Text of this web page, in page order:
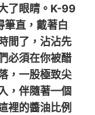
了眼睛。K-99
筆直，戴著白
間了，沾沾先
必須在你被醋
，一股極致尖
，伴隨著一個
裡的醬油比例